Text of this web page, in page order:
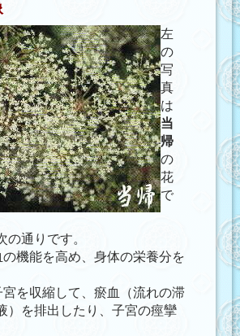
左
の
写
真
は
当
帰
の
花
で
の通りです。
の機能を高め 、身体の栄養分を
を収縮して、瘀血（流れの滞
）を排出したり、子宮の痙攣